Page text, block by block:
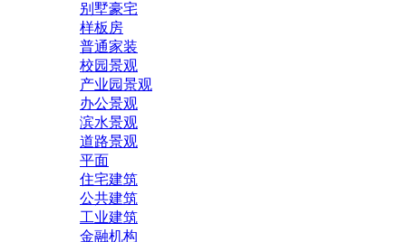
别墅豪宅
样板房
普通家装
校园景观
产业园景观
办公景观
滨水景观
道路景观
平面
住宅建筑
公共建筑
工业建筑
金融机构